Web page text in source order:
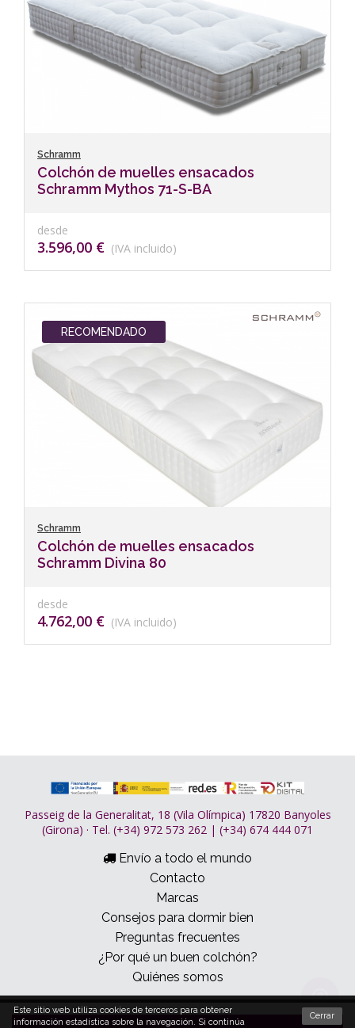
Schramm
Colchón de muelles ensacados
Schramm Mythos 71-S-BA
desde
3.596,00 € (IVA incluido)
RECOMENDADO
Schramm
Colchón de muelles ensacados
Schramm Divina 80
desde
4.762,00 € (IVA incluido)
Passeig de la Generalitat, 18 (Vila Olímpica) 17820 Banyoles
(Girona) · Tel. (+34) 972 573 262 | (+34) 674 444 071
Envío a todo el mundo
Contacto
Marcas
Consejos para dormir bien
Preguntas frecuentes
¿Por qué un buen colchón?
Quiénes somos
© 2026 Dormitum
Cerrar
Este sitio web utiliza cookies de terceros para obtener
información estadística sobre la navegación. Si continúa